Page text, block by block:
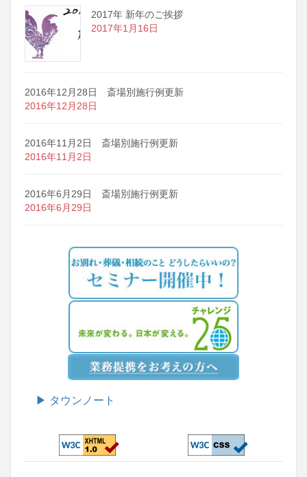
2017年 新年のご挨拶
2017年1月16日
2016年12月28日 斎場別施行例更新
2016年12月28日
2016年11月2日 斎場別施行例更新
2016年11月2日
2016年6月29日 斎場別施行例更新
2016年6月29日
▶ タウンノート